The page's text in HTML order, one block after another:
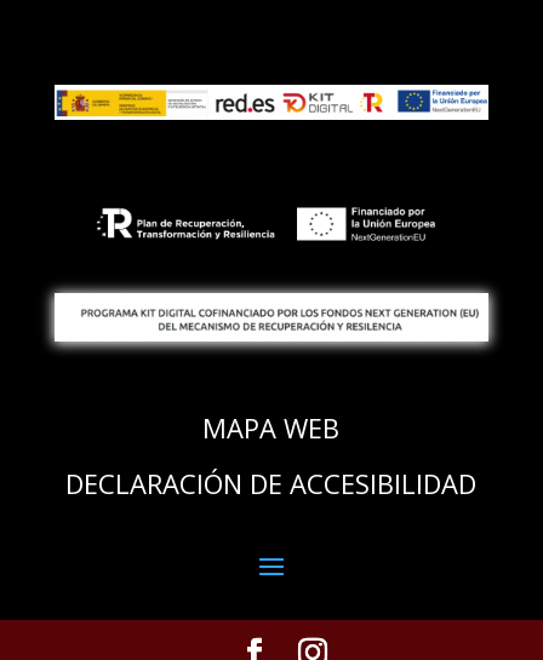
MAPA WEB
DECLARACIÓN DE ACCESIBILIDAD